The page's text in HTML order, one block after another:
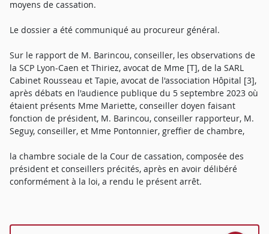
moyens de cassation.
Le dossier a été communiqué au procureur général.
Sur le rapport de M. Barincou, conseiller, les observations de
la SCP Lyon-Caen et Thiriez, avocat de Mme [T], de la SARL
Cabinet Rousseau et Tapie, avocat de l'association Hôpital [3],
après débats en l'audience publique du 5 septembre 2023 où
étaient présents Mme Mariette, conseiller doyen faisant
fonction de président, M. Barincou, conseiller rapporteur, M.
Seguy, conseiller, et Mme Pontonnier, greffier de chambre,
la chambre sociale de la Cour de cassation, composée des
président et conseillers précités, après en avoir délibéré
conformément à la loi, a rendu le présent arrêt.